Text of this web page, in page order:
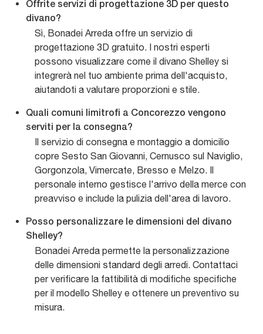
Offrite servizi di progettazione 3D per questo
divano?
Sì, Bonadei Arreda offre un servizio di
progettazione 3D gratuito. I nostri esperti
possono visualizzare come il divano Shelley si
integrerà nel tuo ambiente prima dell'acquisto,
aiutandoti a valutare proporzioni e stile.
Quali comuni limitrofi a Concorezzo vengono
serviti per la consegna?
Il servizio di consegna e montaggio a domicilio
copre Sesto San Giovanni, Cernusco sul Naviglio,
Gorgonzola, Vimercate, Bresso e Melzo. Il
personale interno gestisce l'arrivo della merce con
preavviso e include la pulizia dell'area di lavoro.
Posso personalizzare le dimensioni del divano
Shelley?
Bonadei Arreda permette la personalizzazione
delle dimensioni standard degli arredi. Contattaci
per verificare la fattibilità di modifiche specifiche
per il modello Shelley e ottenere un preventivo su
misura.